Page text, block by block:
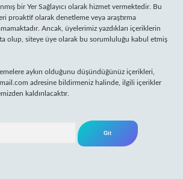
bir Yer Sağlayıcı olarak hizmet vermektedir. Bu
proaktif olarak denetleme veya araştırma
Ancak, üyelerimiz yazdıkları içeriklerin
olup, siteye üye olarak bu sorumluluğu kabul etmiş
aykırı olduğunu düşündüğünüz içerikleri,
adresine bildirmeniz halinde, ilgili içerikler
kaldırılacaktır.